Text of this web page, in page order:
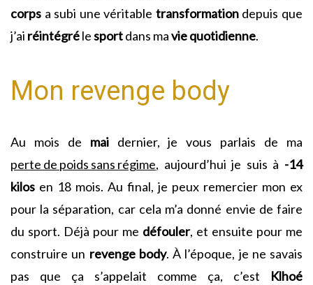
corps a subi une véritable transformationdepuis que
j’ai réintégrélesportdans maviequotidienne.
Mon revenge body
Au mois de maidernier, je vous parlais de ma
perte de poids sans régime, aujourd’hui je suis à -14
kilos en 18 mois. Au final, je peux remercier mon ex
pour la séparation, car cela m’a donné envie de faire
du sport. Déjà pour me défouler, et ensuite pour me
construire un revenge body. À l’époque, je ne savais
pas que ça s’appelait comme ça, c’est Klhoé